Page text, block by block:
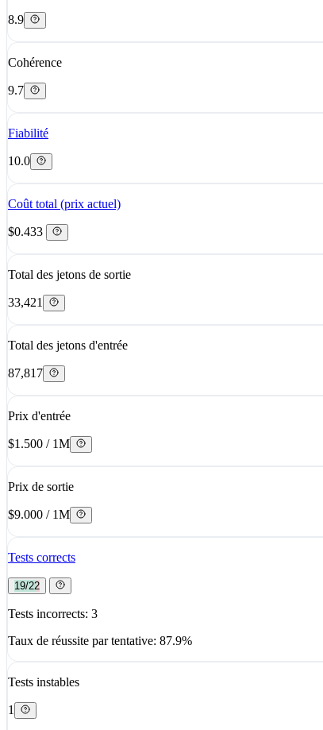
8.9
Cohérence
9.7
Fiabilité
10.0
Coût total (prix actuel)
$0.433
Total des jetons de sortie
33,421
Total des jetons d'entrée
87,817
Prix d'entrée
$1.500 / 1M
Prix de sortie
$9.000 / 1M
Tests corrects
19/22
Tests incorrects: 3
Taux de réussite par tentative: 87.9%
Tests instables
1